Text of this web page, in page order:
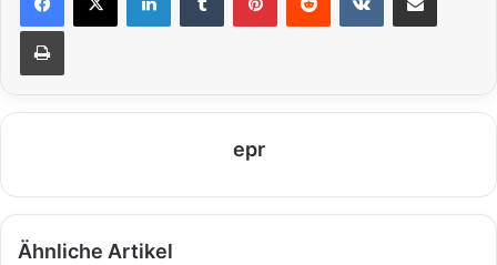
epr
Ähnliche Artikel